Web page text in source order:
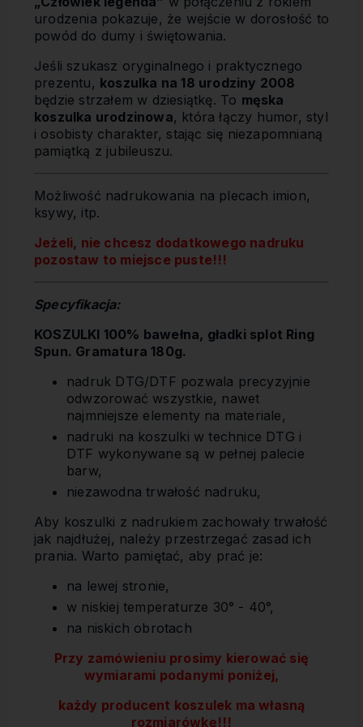
urodzenia pokazuje, że wejście w dorosłość to
powód do dumy i świętowania.
Jeśli szukasz oryginalnego i praktycznego
prezentu, koszulka na 18 urodziny 2008
będzie strzałem w dziesiątkę. To męska
koszulka urodzinowa, która łączy humor, styl
i osobisty charakter, stając się niezapomnianą
pamiątką z jubileuszu.
Możliwość nadrukowania na plecach imion,
ksywy, itp.
Jeżeli, nie chcesz dodatkowego nadruku
pozostaw to miejsce puste!!!
Specyfikacja:
KOSZULKI 100% bawełna, gładki splot Ring
Spun. Gramatura 180g.
nadruk DTG/DTF pozwala precyzyjnie
odwzorować wszystkie, nawet
najmniejsze elementy na materiale,
nadruki na koszulki w technice DTG i
DTF wykonywane są w pełnej palecie
barw,
niezawodna trwałość nadruku,
Aby koszulki z nadrukiem zachowały trwałość
jak najdłużej, należy przestrzegać zasad ich
prania. Warto pamiętać, aby prać je:
na lewej stronie,
w niskiej temperaturze 30° - 40°,
na niskich obrotach
Przy zamówieniu prosimy kierować się
wymiarami podanymi poniżej,
każdy producent koszulek ma własną
rozmiarówkę!!!